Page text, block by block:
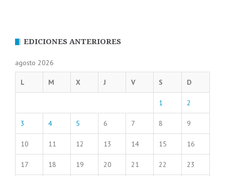
EDICIONES ANTERIORES
agosto 2026
L M X J V S D
1 2
3 4 5 6 7 8 9
10 11 12 13 14 15 16
17 18 19 20 21 22 23